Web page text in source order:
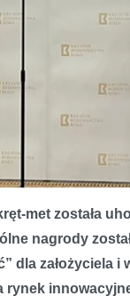
met została
nagrody
dla założyciela i
rynek